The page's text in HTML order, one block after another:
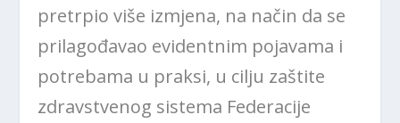
pretrpio više izmjena, na način da se
prilagođavao evidentnim pojavama i
potrebama u praksi, u cilju zaštite
zdravstvenog sistema Federacije